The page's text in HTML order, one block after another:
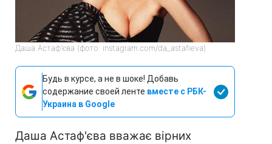
Даша Астаф'єва (фото: instagram.com/da_astafieva)
Будь в курсе, а не в шоке! Добавь
содержание своей ленте вместе с РБК-
Украина в Google
Даша Астаф'єва вважає вірних